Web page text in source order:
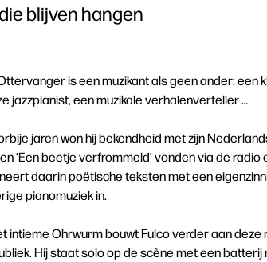
blijven hangen
is een muzikant als geen ander: een
jazzpianist, een muzikale verhalenverteller …
jaren won hij bekendheid met zijn
en ‘Een beetje verfrommeld’ vonden via de
daarin poëtische teksten met een
pianomuziek in.
intieme Ohrwurm bouwt Fulco verder aan
Hij staat solo op de scène met een